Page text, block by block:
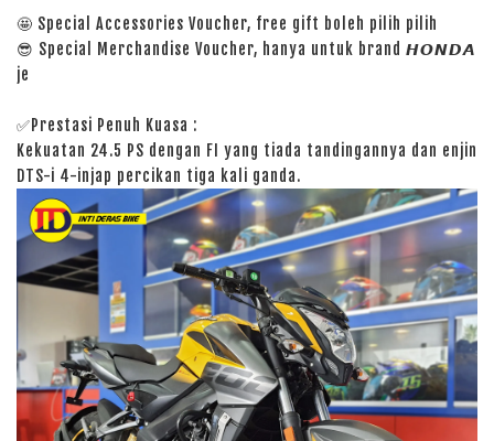
🤩 Special Accessories Voucher, free gift boleh pilih pilih
😎 Special Merchandise Voucher, hanya untuk brand 𝙃𝙊𝙉𝘿𝘼
je
✅Prestasi Penuh Kuasa :
Kekuatan 24.5 PS dengan FI yang tiada tandingannya dan enjin
DTS-i 4-injap percikan tiga kali ganda.